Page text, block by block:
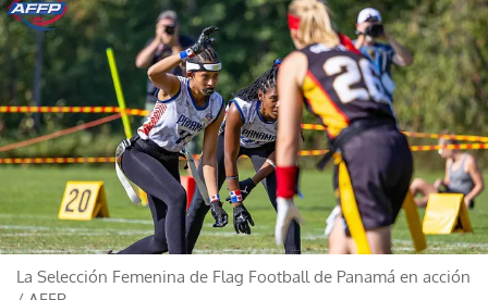
La Selección Femenina de Flag Football de Panamá en acción